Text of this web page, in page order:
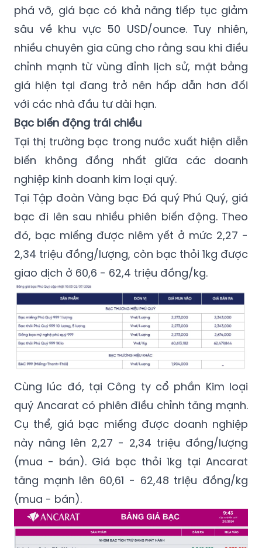
phá vỡ, giá bạc có khả năng tiếp tục giảm
sâu về khu vực 50 USD/ounce. Tuy nhiên,
nhiều chuyên gia cũng cho rằng sau khi điều
chỉnh mạnh từ vùng đỉnh lịch sử, mặt bằng
giá hiện tại đang trở nên hấp dẫn hơn đối
với các nhà đầu tư dài hạn.
Bạc biến động trái chiều
Tại thị trường bạc trong nước xuất hiện diễn
biến không đồng nhất giữa các doanh
nghiệp kinh doanh kim loại quý.
Tại Tập đoàn Vàng bạc Đá quý Phú Quý, giá
bạc đi lên sau nhiều phiên biến động. Theo
đó, bạc miếng được niêm yết ở mức 2,27 -
2,34 triệu đồng/lượng, còn bạc thỏi 1kg được
giao dịch ở 60,6 - 62,4 triệu đồng/kg.
Cùng lúc đó, tại Công ty cổ phần Kim loại
quý Ancarat có phiên điều chỉnh tăng mạnh.
Cụ thể, giá bạc miếng được doanh nghiệp
này nâng lên 2,27 - 2,34 triệu đồng/lượng
(mua - bán). Giá bạc thỏi 1kg tại Ancarat
tăng mạnh lên 60,61 - 62,48 triệu đồng/kg
(mua - bán).